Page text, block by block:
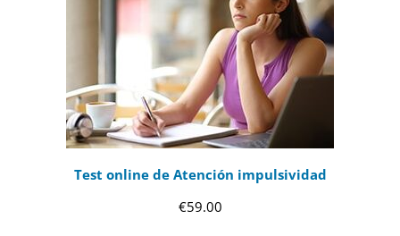
Test online de Atención impulsividad
€59.00